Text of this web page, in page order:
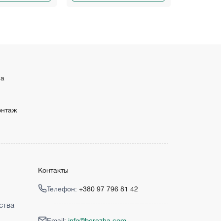
Контакты
Телефон: +380 97 796 81 42